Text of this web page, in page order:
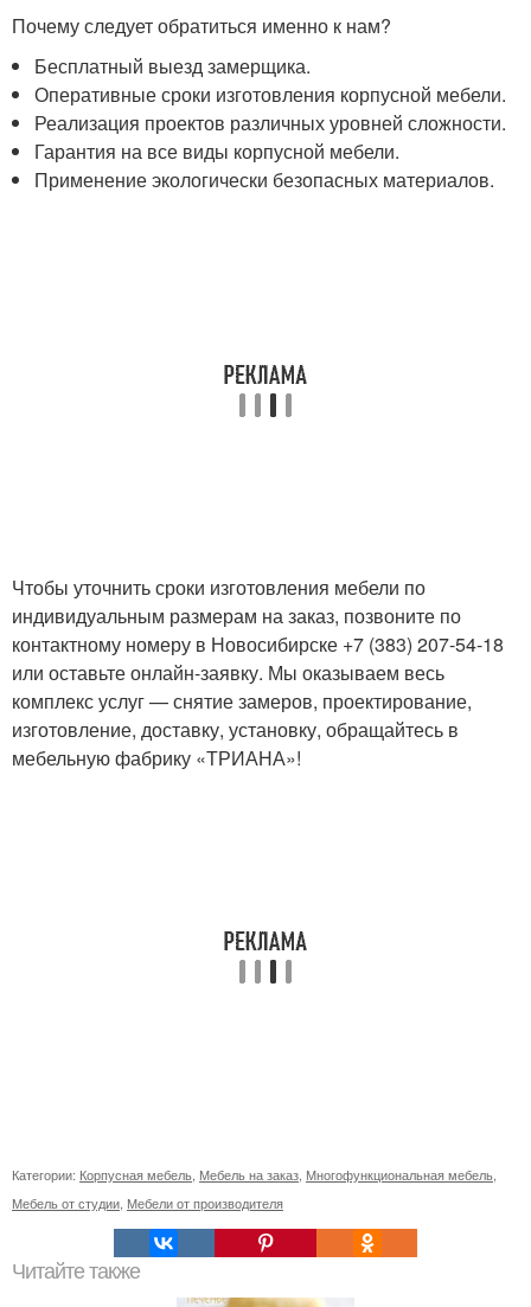
Почему следует обратиться именно к нам?
Бесплатный выезд замерщика.
Оперативные сроки изготовления корпусной мебели.
Реализация проектов различных уровней сложности.
Гарантия на все виды корпусной мебели.
Применение экологически безопасных материалов.
Чтобы уточнить сроки изготовления мебели по
индивидуальным размерам на заказ, позвоните по
контактному номеру в Новосибирске +7 (383) 207-54-18
или оставьте онлайн-заявку. Мы оказываем весь
комплекс услуг — снятие замеров, проектирование,
изготовление, доставку, установку, обращайтесь в
мебельную фабрику «ТРИАНА»!
Категории: Корпусная мебель Мебель на заказ Многофункциональная мебель
Мебель от студии Мебели от производителя
Читайте также